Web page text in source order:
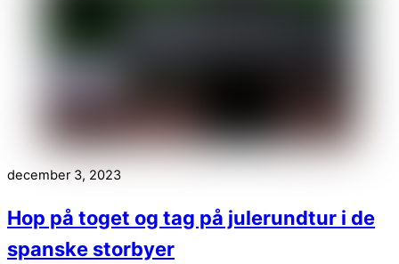
december 3, 2023
Hop på toget og tag på julerundtur i de
spanske storbyer